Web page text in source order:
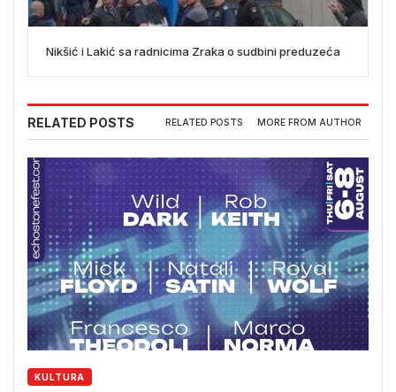
Nikšić i Lakić sa radnicima Zraka o sudbini preduzeća
RELATED POSTS RELATED POSTS MORE FROM AUTHOR
KULTURA